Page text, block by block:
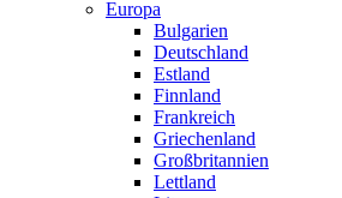
Europa
Bulgarien
Deutschland
Estland
Finnland
Frankreich
Griechenland
Großbritannien
Lettland